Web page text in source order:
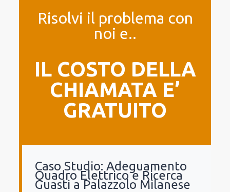
Risolvi il problema con
noi e..
IL COSTO DELLA
CHIAMATA E’
GRATUITO
Caso Studio: Adeguamento
Quadro Elettrico e Ricerca
Guasti a Palazzolo Milanese